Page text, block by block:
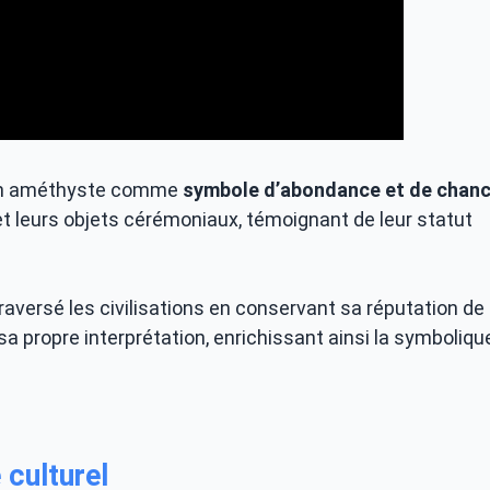
améthyste comme symbole d’abondance et de
leurs objets cérémoniaux, témoignant de leur statut
les civilisations en conservant sa réputation de
propre interprétation, enrichissant ainsi la